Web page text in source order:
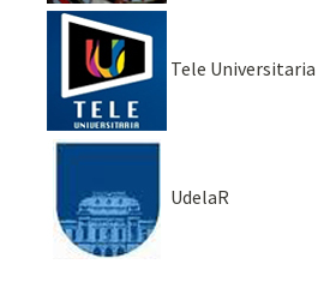
Tele Universitaria
UdelaR